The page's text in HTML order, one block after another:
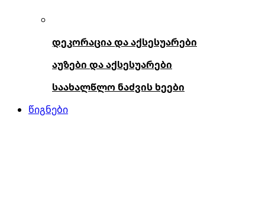
დეკორაცია და აქსესუარები
აუზები და აქსესუარები
საახალწლო ნაძვის ხეები
წიგნები